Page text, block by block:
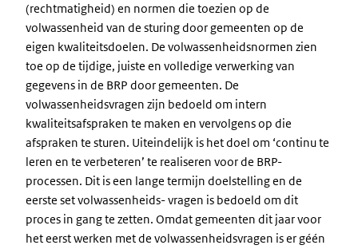
(rechtmatigheid) en normen die toezien op de
volwassenheid van de sturing door gemeenten op de
eigen kwaliteitsdoelen. De volwassenheidsnormen zien
toe op de tijdige, juiste en volledige verwerking van
gegevens in de BRP door gemeenten. De
volwassenheidsvragen zijn bedoeld om intern
kwaliteitsafspraken te maken en vervolgens op die
afspraken te sturen. Uiteindelijk is het doel om ‘continu te
leren en te verbeteren’ te realiseren voor de BRP-
processen. Dit is een lange termijn doelstelling en de
eerste set volwassenheids- vragen is bedoeld om dit
proces in gang te zetten. Omdat gemeenten dit jaar voor
het eerst werken met de volwassenheidsvragen is er géén